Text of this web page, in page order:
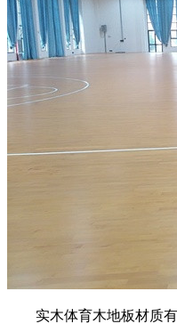
实木体育木地板材质有